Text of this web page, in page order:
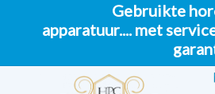
Gebruikte
apparatuur.... met